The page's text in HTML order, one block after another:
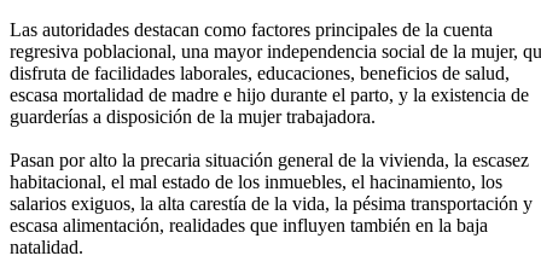
Las autoridades destacan como factores principales de la cuenta
regresiva poblacional, una mayor independencia social de la mujer,
disfruta de facilidades laborales, educaciones, beneficios de salud,
escasa mortalidad de madre e hijo durante el parto, y la existencia de
guarderías a disposición de la mujer trabajadora.
Pasan por alto la precaria situación general de la vivienda, la escasez
habitacional, el mal estado de los inmuebles, el hacinamiento, los
salarios exiguos, la alta carestía de la vida, la pésima transportación y
escasa alimentación, realidades que influyen también en la baja
natalidad.